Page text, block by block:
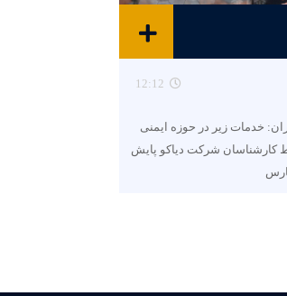
12:12
خدمات زیر در حوزه ایمنی
کارشناسان شرکت دیاکو پایش